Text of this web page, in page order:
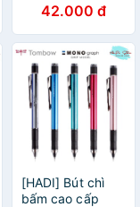
GRAPH (Mã
SP:TB-R-MoGra)
42.000 đ
[HADI] Bút chì
bấm cao cấp